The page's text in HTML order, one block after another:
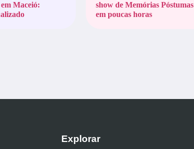
Maceió:
show de Memórias Póstumas
em poucas horas
Explorar